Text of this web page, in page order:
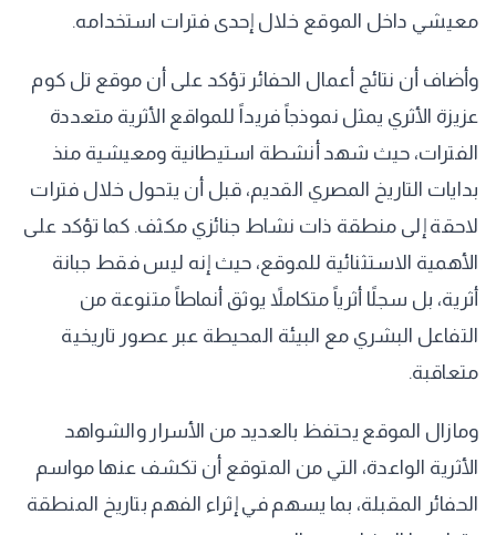
معيشي داخل الموقع خلال إحدى فترات استخدامه.
وأضاف أن نتائج أعمال الحفائر تؤكد على أن موقع تل كوم
عزيزة الأثري يمثل نموذجاً فريداً للمواقع الأثرية متعددة
الفترات، حيث شهد أنشطة استيطانية ومعيشية منذ
بدايات التاريخ المصري القديم، قبل أن يتحول خلال فترات
لاحقة إلى منطقة ذات نشاط جنائزي مكثف. كما تؤكد على
الأهمية الاستثنائية للموقع، حيث إنه ليس فقط جبانة
أثرية، بل سجلًا أثرياً متكاملاً يوثق أنماطاً متنوعة من
التفاعل البشري مع البيئة المحيطة عبر عصور تاريخية
متعاقبة.
ومازال الموقع يحتفظ بالعديد من الأسرار والشواهد
الأثرية الواعدة، التي من المتوقع أن تكشف عنها مواسم
الحفائر المقبلة، بما يسهم في إثراء الفهم بتاريخ المنطقة